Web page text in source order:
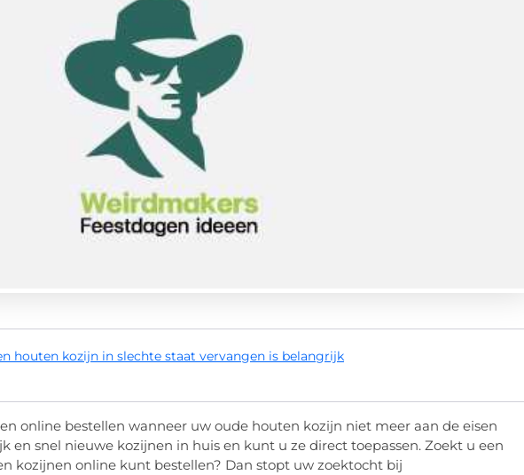
houten kozijn in slechte staat vervangen is belangrijk
online bestellen wanneer uw oude houten kozijn niet meer aan de eisen
en snel nieuwe kozijnen in huis en kunt u ze direct toepassen. Zoekt u een
kozijnen online kunt bestellen? Dan stopt uw zoektocht bij